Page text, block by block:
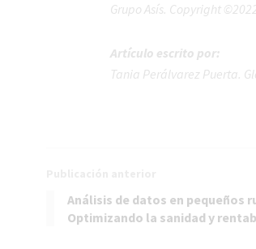
Grupo Asís. Copyright ©2022
Artículo escrito por:
Tania Perálvarez Puerta.
Análisis de datos en pequeños
Optimizando la sanidad y